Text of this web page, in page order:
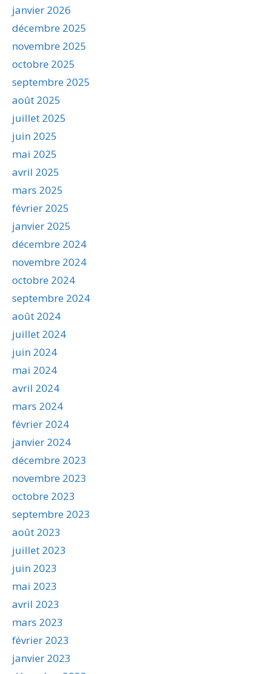
janvier 2026
décembre 2025
novembre 2025
octobre 2025
septembre 2025
août 2025
juillet 2025
juin 2025
mai 2025
avril 2025
mars 2025
février 2025
janvier 2025
décembre 2024
novembre 2024
octobre 2024
septembre 2024
août 2024
juillet 2024
juin 2024
mai 2024
avril 2024
mars 2024
février 2024
janvier 2024
décembre 2023
novembre 2023
octobre 2023
septembre 2023
août 2023
juillet 2023
juin 2023
mai 2023
avril 2023
mars 2023
février 2023
janvier 2023